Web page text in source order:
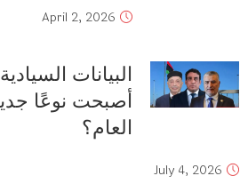
April 2, 2026
البيانات
أصبحت نوعًا
العام؟
July 4, 2026